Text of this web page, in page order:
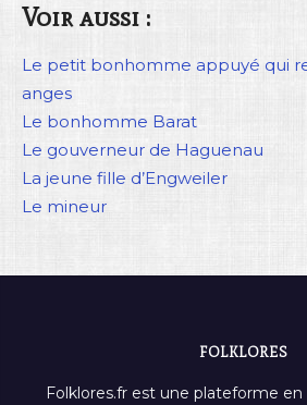
Voir aussi :
Le petit bonhomme appuyé qui
anges
Le bonhomme Barat
Le gouverneur de Haguenau
La jeune fille d’Engweiler
Le mineur
FOLKLORES
Folklores.fr est une plateforme